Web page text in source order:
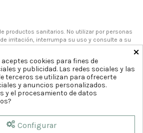
productos sanitarios. No utilizar por personas
irritación, interrumpa su uso y consulte a su
×
cookies para fines de
y publicidad. Las redes sociales y las
terceros se utilizan para ofrecerte
y anuncios personalizados.
y el procesamiento de datos
Configurar